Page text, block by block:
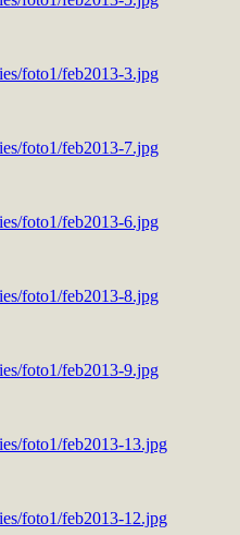
foto1/feb2013-3.jpg
foto1/feb2013-7.jpg
foto1/feb2013-6.jpg
foto1/feb2013-8.jpg
foto1/feb2013-9.jpg
foto1/feb2013-13.jpg
foto1/feb2013-12.jpg